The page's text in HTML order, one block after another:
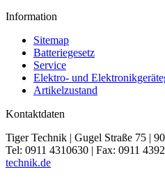
Information
Sitemap
Batteriegesetz
Service
Elektro- und
Artikelzustand
Kontaktdaten
Tiger Technik | Gugel Straße 75 |
Tel: 0911 4310630 | Fax: 0911
technik.de